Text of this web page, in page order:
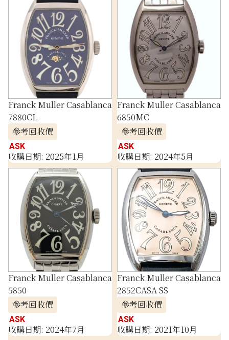
Franck Muller Casablanca
7880CL
參考回收價
ASK
收購日期: 2025年1月
Franck Muller Casablanca
6850MC
參考回收價
ASK
收購日期: 2024年5月
Franck Muller Casablanca
5850
參考回收價
ASK
收購日期: 2024年7月
Franck Muller Casablanca
2852CASA SS
參考回收價
ASK
收購日期: 2021年10月